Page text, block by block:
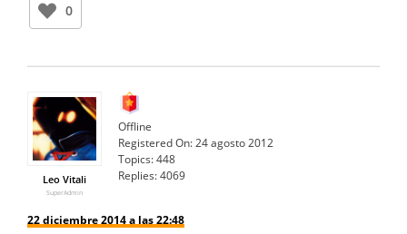
0
Leo Vitali
SuperAdmin
Offline
Registered On:24 agosto 2012
Topics:448
Replies:4069
22 diciembre 2014 a las 22:48